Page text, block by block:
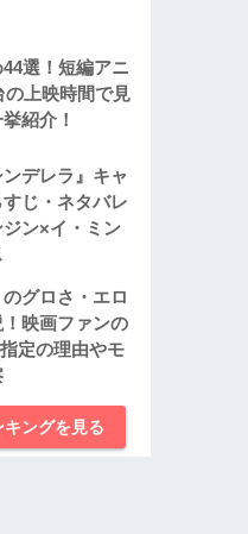
選！短編アニ
の上映時間で見
紹介！
ンデレラ』キャ
じ・ネタバレ
ン×イ・ミン
のグロさ・エロ
映画ファンの
定の理由やモ
キングを見る